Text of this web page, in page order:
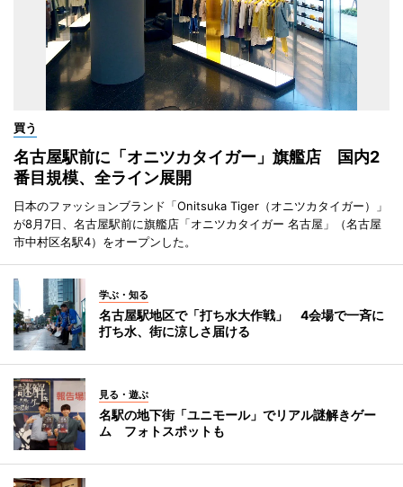
買う
名古屋駅前に「オニツカタイガー」旗艦店 国内2
番目規模、全ライン展開
日本のファッションブランド「Onitsuka Tiger（オニツカタイガー）」
が8月7日、名古屋駅前に旗艦店「オニツカタイガー 名古屋」（名古屋
市中村区名駅4）をオープンした。
学ぶ・知る
名古屋駅地区で「打ち水大作戦」 4会場で一斉に
打ち水、街に涼しさ届ける
見る・遊ぶ
名駅の地下街「ユニモール」でリアル謎解きゲー
ム フォトスポットも